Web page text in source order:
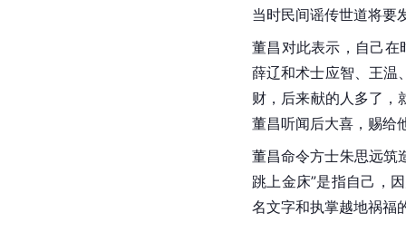
当时民间谣传世道将要
董昌对此表示，自己
薛辽和术士应智、王温
财，后来献的人多了，
董昌听闻后大喜，赐给
董昌命令方士朱思远筑
跳上金床”是指自己，
名文字和执掌越地祸福